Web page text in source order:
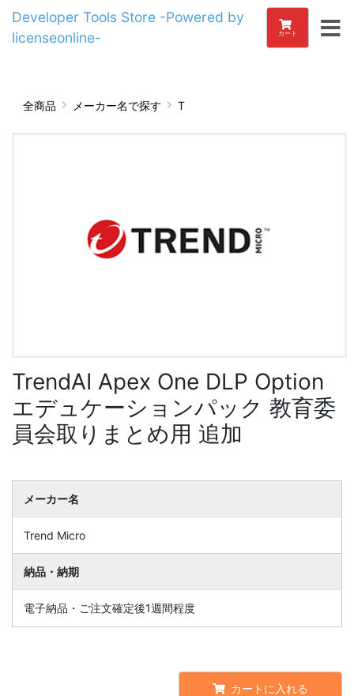
Developer Tools Store -Powered by
licenseonline-
カート
全商品 メーカー名で探す T
TrendAI Apex One DLP Option
エデュケーションパック 教育委
員会取りまとめ用 追加
メーカー名
Trend Micro
納品・納期
電子納品・ご注文確定後1週間程度
カートに入れる